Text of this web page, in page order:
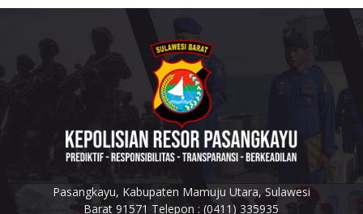
Pasangkayu, Kabupaten Mamuju Utara, Sulawesi
Barat 91571 Telepon : (0411) 335935